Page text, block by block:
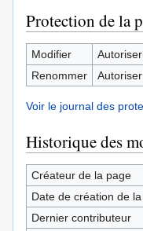
Protection de la
Modifier
Renommer
Voir le journal des
Historique des
Créateur de la page
Date de création de
Dernier contributeur